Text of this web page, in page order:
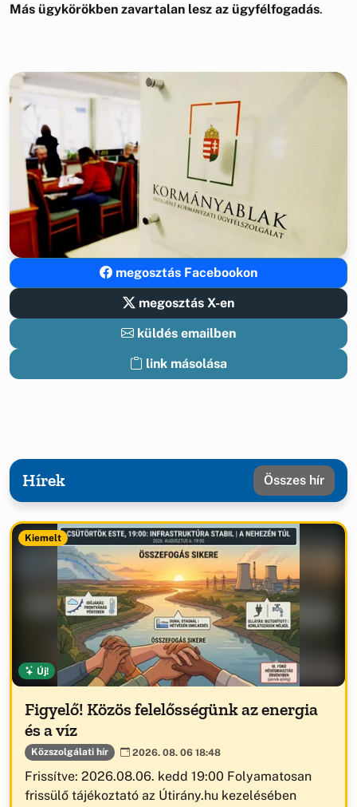
Más ügykörökben zavartalan lesz az ügyfélfogadás.
megosztás Facebookon
megosztás X-en
küldés emailben
link másolása
Hírek Összes hír
Kiemelt
Új!
Figyelő! Közös felelősségünk az energia
és a víz
Közszolgálati hír 2026. 08. 06 18:48
Frissítve: 2026.08.06. kedd 19:00 Folyamatosan
frissülő tájékoztató az Útirány.hu kezelésében